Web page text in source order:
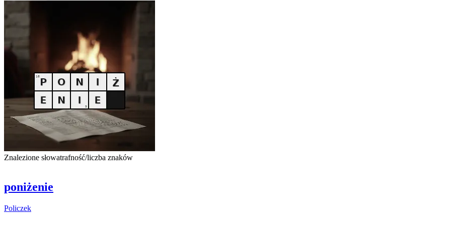
Znalezione słowatrafność/liczba znaków
poniżenie
Policzek